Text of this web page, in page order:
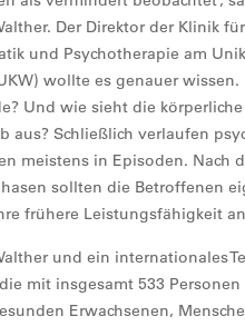
Der Direktor der Klinik
und Psychotherapie am
wollte es genauer wissen.
Und wie sieht die
aus? Schließlich verlaufen
meistens in Episoden. Nach
sollten die Betroffenen
frühere Leistungsfähigkeit
und ein internationales
mit insgesamt 533
Erwachsenen,